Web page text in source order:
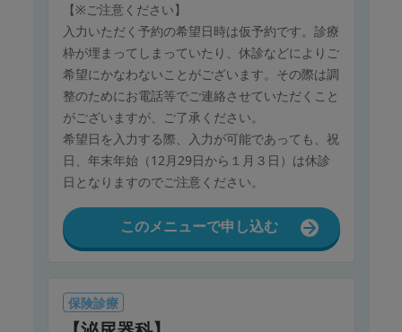
【※ご注意ください】
入力いただく予約の希望日時は仮予約です。診療
枠が埋まってしまっていたり、休診などによりご
希望にかなわないことがございます。その際は調
整のためにお電話等でご連絡させていただくこと
がございますが、ご了承ください。
希望日を入力する際、入力が可能であっても、祝
日、年末年始（12月29日から１月３日）は休診
日となりますのでご注意ください。
このメニューで申し込む
保険診療